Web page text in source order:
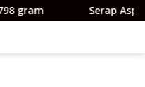
Serap Aspirasi